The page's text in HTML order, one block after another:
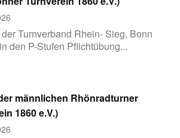
Turnverband Rhein- Sieg, Bonn
den P-Stufen Pflichtübung...
männlichen Rhönradturner
1860 e.V.)